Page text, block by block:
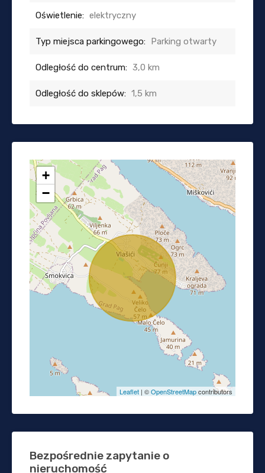
Oświetlenie: elektryczny
Typ miejsca parkingowego: Parking otwarty
Odległość do centrum: 3,0 km
Odległość do sklepów: 1,5 km
+
−
Leaflet | ©OpenStreetMapcontributors
Bezpośrednie zapytanie o
nieruchomość